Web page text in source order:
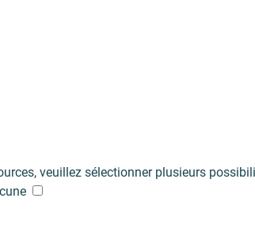
veuillez sélectionner plusieurs